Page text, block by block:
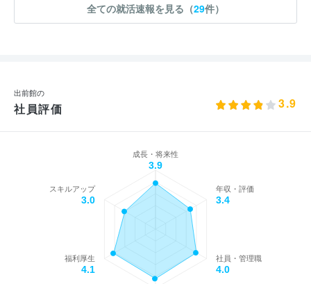
全ての就活速報を見る（29件）
出前館の
社員評価 3.9
成長・将来性
3.9
年収・評価
3.4
社員・管理職
4.0
福利厚生
4.1
スキルアップ
3.0